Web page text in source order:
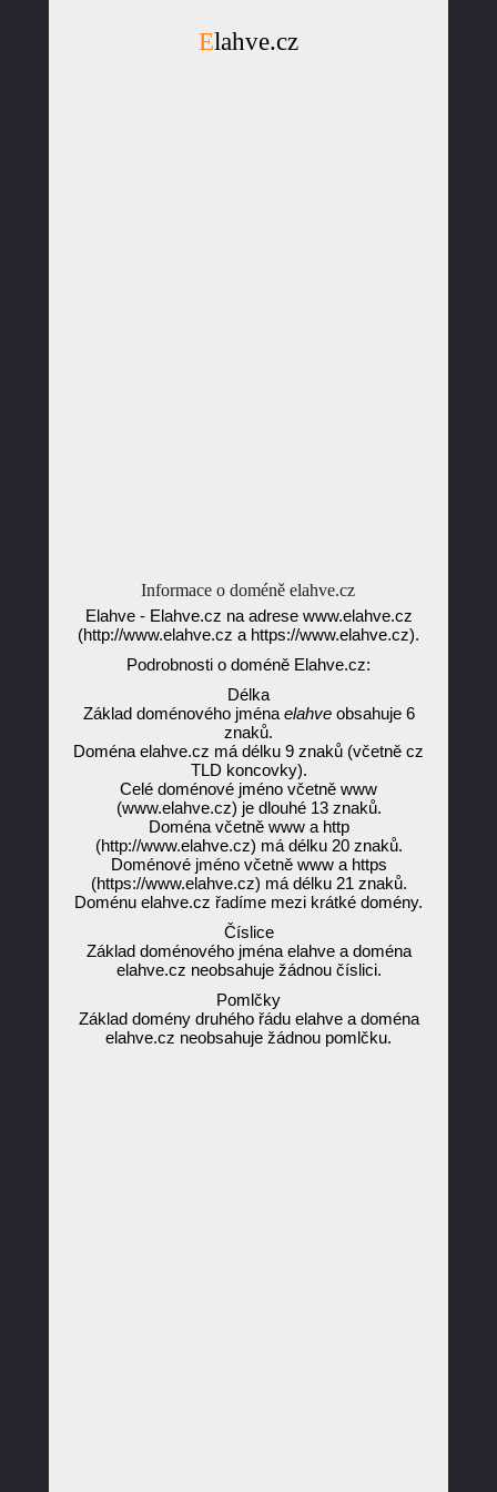
Elahve.cz
Informace o doméně elahve.cz
Elahve - Elahve.cz na adrese www.elahve.cz
(http://www.elahve.cz a https://www.elahve.cz).
Podrobnosti o doméně Elahve.cz:
Délka
Základ doménového jména elahveobsahuje 6
znaků.
Doména elahve.cz má délku 9 znaků (včetně cz
TLD koncovky).
Celé doménové jméno včetně www
(www.elahve.cz) je dlouhé 13 znaků.
Doména včetně www a http
(http://www.elahve.cz) má délku 20 znaků.
Doménové jméno včetně www a https
(https://www.elahve.cz) má délku 21 znaků.
Doménu elahve.cz řadíme mezi krátké domény.
Číslice
Základ doménového jména elahve a doména
elahve.cz neobsahuje žádnou číslici.
Pomlčky
Základ domény druhého řádu elahve a doména
elahve.cz neobsahuje žádnou pomlčku.